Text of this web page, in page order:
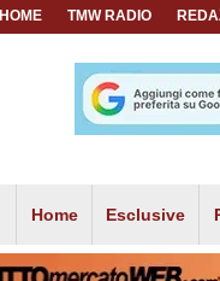
HOME TMW RADIO
Home Esclusive